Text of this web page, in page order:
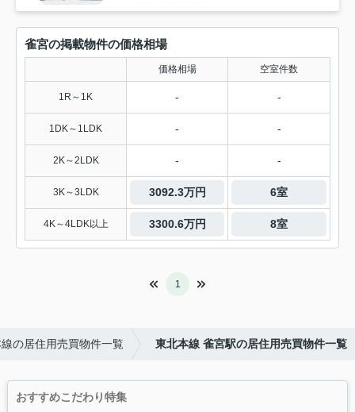
雀宮の掲載物件の価格相場
価格相場 空室件数
1R～1K - -
1DK～1LDK - -
2K～2LDK - -
3K～3LDK 3092.3万円 6室
4K～4LDK以上 3300.6万円 8室
1
の居住用売買物件一覧 東北本線 雀宮駅の居住用売買物件一覧
おすすめこだわり特集